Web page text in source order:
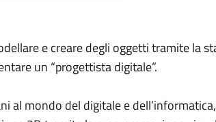
e creare degli oggetti tramite la
un “progettista digitale”.
al mondo del digitale e